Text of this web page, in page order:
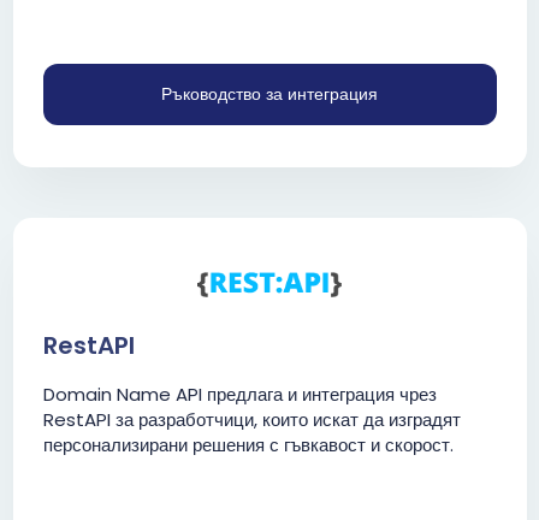
Ръководство за интеграция
RestAPI
Domain Name API предлага и интеграция чрез
RestAPI за разработчици, които искат да изградят
персонализирани решения с гъвкавост и скорост.